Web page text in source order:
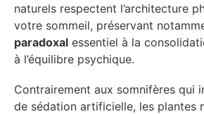
naturels respectent l’architecture
votre sommeil, préservant
paradoxal essentiel à la
à l’équilibre psychique.
Contrairement aux somnifères qui
de sédation artificielle, les plantes